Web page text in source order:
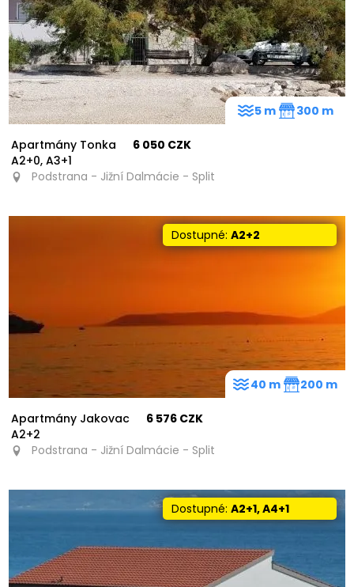
Apartmány Tonka
A2+0, A3+1
6 050 CZK
Podstrana - Jižní Dalmácie - Split
5 m 300 m
Dostupné:A2+2
Apartmány Jakovac
A2+2
6 576 CZK
Podstrana - Jižní Dalmácie - Split
40 m 200 m
Dostupné:A2+1, A4+1